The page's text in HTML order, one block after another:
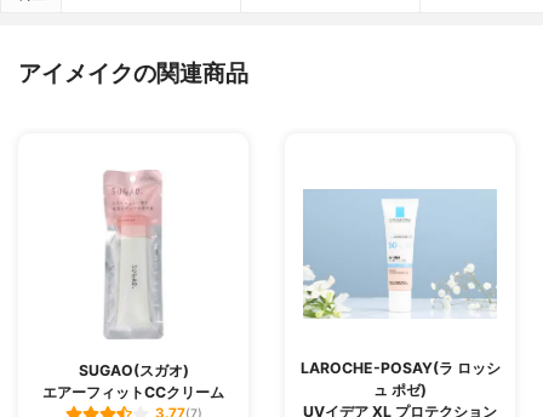
アイメイクの関連商品
SUGAO(スガオ)
エアーフィットCCクリーム
3.77
LAROCHE-POSAY(ラ ロッシ
ュ ポゼ)
UVイデア XL プロテクション